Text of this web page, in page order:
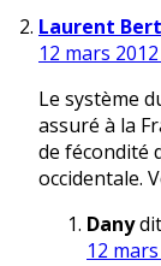
Laurent
12 mars
Le système
assuré à la
de fécondité
occidentale.
Dany
12